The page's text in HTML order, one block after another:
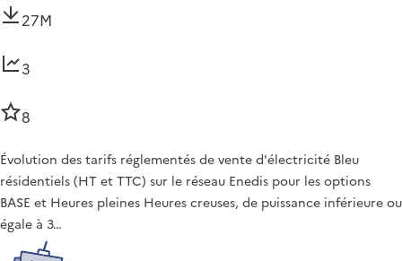
27M
3
8
Évolution des tarifs réglementés de vente d'électricité Bleu
résidentiels (HT et TTC) sur le réseau Enedis pour les options
BASE et Heures pleines Heures creuses, de puissance inférieure ou
égale à 3…